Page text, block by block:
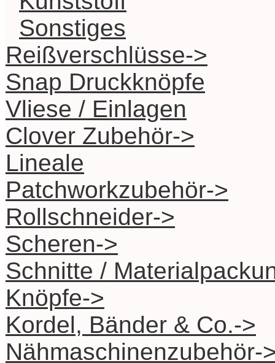
Sonstiges
Reißverschlüsse->
Snap Druckknöpfe
Vliese / Einlagen
Clover Zubehör->
Lineale
Patchworkzubehör->
Rollschneider->
Scheren->
Schnitte /
Knöpfe->
Kordel, Bänder & Co.->
Nähmaschinenzubehör-